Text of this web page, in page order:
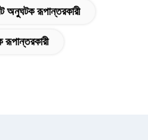
অনুঘটক রূপান্তরকারী